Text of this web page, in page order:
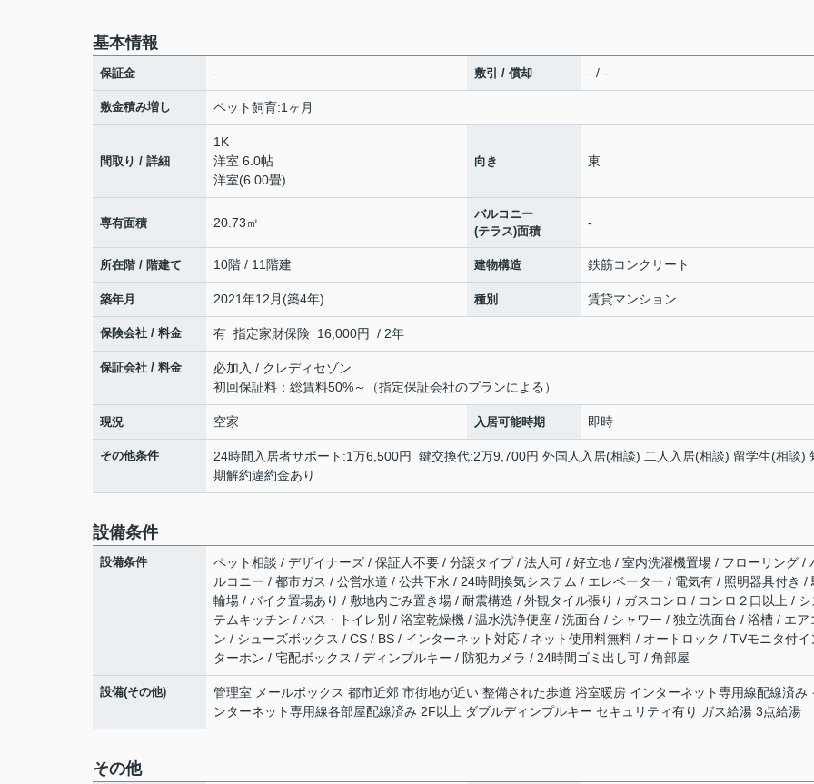
基本情報
保証金 - 敷引 / 償却 - / -
敷金積み増し ペット飼育:1ヶ月
間取り / 詳細
1K
洋室 6.0帖
洋室(6.00畳)
向き 東
専有面積 20.73㎡
バルコニー
(テラス)面積
-
所在階 / 階建て 10階 / 11階建 建物構造 鉄筋コンクリート
築年月 2021年12月(築4年) 種別 賃貸マンション
保険会社 / 料金 有 指定家財保険 16,000円 / 2年
保証会社 / 料金
必加入 / クレディセゾン
初回保証料：総賃料50%～（指定保証会社のプランによる）
現況 空家 入居可能時期 即時
その他条件
24時間入居者サポート:1万6,500円 鍵交換代:2万9,700円 外国人入居(相談) 二人入居(相談) 留学生(相談)
期解約違約金あり
設備条件
設備条件
ペット相談 / デザイナーズ / 保証人不要 / 分譲タイプ / 法人可 / 好立地 / 室内洗濯機置場 / フローリング /
ルコニー / 都市ガス / 公営水道 / 公共下水 / 24時間換気システム / エレベーター / 電気有 / 照明器具付き /
輪場 / バイク置場あり / 敷地内ごみ置き場 / 耐震構造 / 外観タイル張り / ガスコンロ / コンロ２口以上 / シ
テムキッチン / バス・トイレ別 / 浴室乾燥機 / 温水洗浄便座 / 洗面台 / シャワー / 独立洗面台 / 浴槽 / エア
ン / シューズボックス / CS / BS / インターネット対応 / ネット使用料無料 / オートロック / TVモニタ付イ
ターホン / 宅配ボックス / ディンプルキー / 防犯カメラ / 24時間ゴミ出し可 / 角部屋
設備(その他)
管理室 メールボックス 都市近郊 市街地が近い 整備された歩道 浴室暖房 インターネット専用線配線済み
ンターネット専用線各部屋配線済み 2F以上 ダブルディンプルキー セキュリティ有り ガス給湯 3点給湯
その他